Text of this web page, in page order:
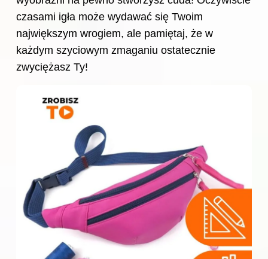
czasami igła może wydawać się Twoim
największym wrogiem, ale pamiętaj, że w
każdym szyciowym zmaganiu ostatecznie
zwyciężasz Ty!